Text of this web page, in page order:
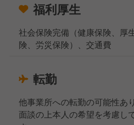
福利厚生
社会保険完備（健康保険、厚
険、労災保険）、交通費
転勤
他事業所への転勤の可能性あり
面談の上本人の希望を考慮し